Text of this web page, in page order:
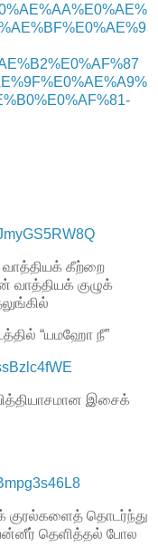
வாத்தியக் கீற்றை
குழுக்
“யமஹோ நீ”
இசைக்
குரல்களைத் தொடர்ந்து
தெளித்தல் போல